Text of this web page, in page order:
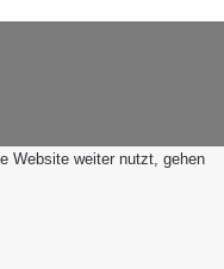
Website weiter nutzt, gehen